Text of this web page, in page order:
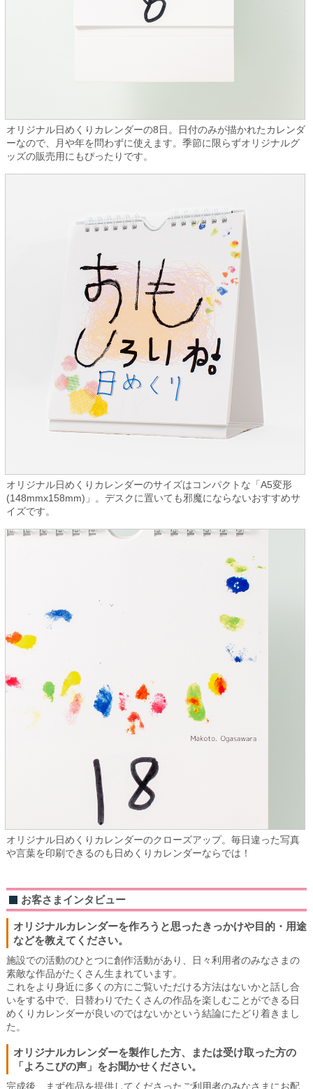
オリジナル日めくりカレンダーの8日。日付のみが描かれたカレンダ
ーなので、月や年を問わずに使えます。季節に限らずオリジナルグ
ッズの販売用にもぴったりです。
オリジナル日めくりカレンダーのサイズはコンパクトな「A5変形
(148mmx158mm)」。デスクに置いても邪魔にならないおすすめサ
イズです。
オリジナル日めくりカレンダーのクローズアップ。毎日違った写真
や言葉を印刷できるのも日めくりカレンダーならでは！
お客さまインタビュー
オリジナルカレンダーを作ろうと思ったきっかけや目的・用途
などを教えてください。
施設での活動のひとつに創作活動があり、日々利用者のみなさまの
素敵な作品がたくさん生まれています。
これをより身近に多くの方にご覧いただける方法はないかと話し合
いをする中で、日替わりでたくさんの作品を楽しむことができる日
めくりカレンダーが良いのではないかという結論にたどり着きまし
た。
オリジナルカレンダーを製作した方、または受け取った方の
「よろこびの声」をお聞かせください。
完成後、まず作品を提供してくださったご利用者のみなさまにお配